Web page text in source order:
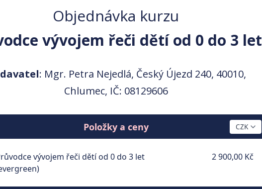
Objednávka kurzu
vývojem řeči dětí od 0 do 3 let
: Mgr. Petra Nejedlá, Český Újezd 240, 40010,
Chlumec, IČ: 08129606
Položky a ceny
vývojem řeči dětí od 0 do 3 let
2 900,00 Kč